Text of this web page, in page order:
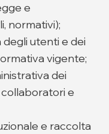
e
normativi);
degli utenti e dei
vigente;
dei
e
e raccolta